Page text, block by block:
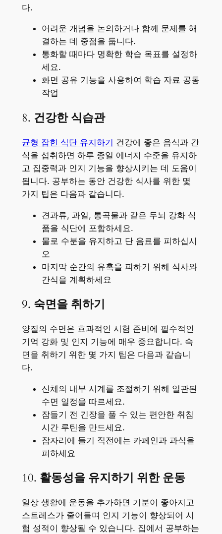
다.
어려운 개념을 논의하거나 함께 문제를 해
결하는 데 중점을 둡니다.
통화할 때마다 명확한 학습 목표를 설정하
세요.
화면 공유 기능을 사용하여 학습 자료 공동
작업
8. 건강한 식습관
균형 잡힌 식단 유지하기 건강에 좋은 음식과 간
식을 섭취하면 하루 종일 에너지 수준을 유지하
고 집중력과 인지 기능을 향상시키는 데 도움이
됩니다. 공부하는 동안 건강한 식사를 위한 몇
가지 팁은 다음과 같습니다.
견과류, 과일, 통곡물과 같은 두뇌 강화 식
품을 식단에 포함하세요.
물로 수분을 유지하고 단 음료를 피하십시
오
마지막 순간의 유혹을 피하기 위해 식사와
간식을 계획하세요
9. 숙면을 취하기
양질의 수면은 효과적인 시험 준비에 필수적인
기억 강화 및 인지 기능에 매우 중요합니다. 숙
면을 취하기 위한 몇 가지 팁은 다음과 같습니
다.
신체의 내부 시계를 조절하기 위해 일관된
수면 일정을 따르세요.
잠들기 전 긴장을 풀 수 있는 편안한 취침
시간 루틴을 만드세요.
잠자리에 들기 직전에는 카페인과 과식을
피하세요
10. 활동성을 유지하기 위한 운동
일상 생활에 운동을 추가하면 기분이 좋아지고
스트레스가 줄어들며 인지 기능이 향상되어 시
험 성적이 향상될 수 있습니다. 집에서 공부하는